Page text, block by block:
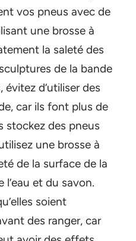
vos pneus avec de
une brosse à
la saleté des
de la bande
d’utiliser des
car ils font plus de
stockez des pneus
une brosse à
de la surface de la
et du savon.
soient
des ranger, car